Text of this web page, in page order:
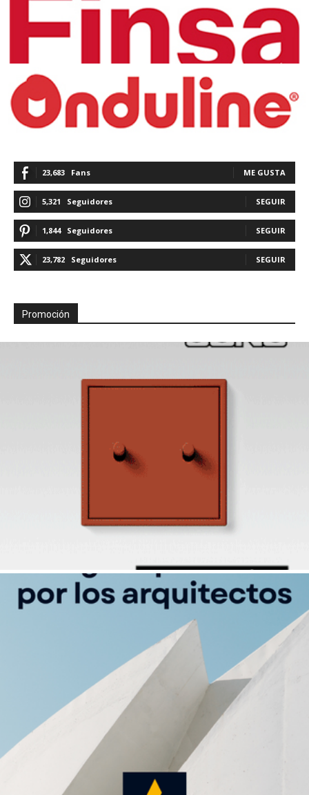
23,683 Fans ME GUSTA
5,321 Seguidores SEGUIR
1,844 Seguidores SEGUIR
23,782 Seguidores SEGUIR
Promoción